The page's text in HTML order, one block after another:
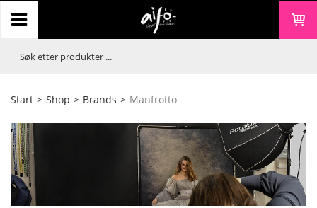
Start > Shop > Brands > Manfrotto